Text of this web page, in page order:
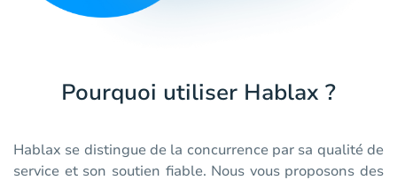
Pourquoi utiliser Hablax ?
Hablax se distingue de la concurrence par sa qualité de
service et son soutien fiable. Nous vous proposons des